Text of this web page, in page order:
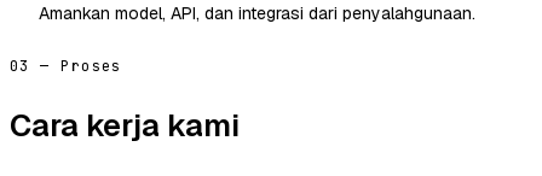
Amankan model, API, dan integrasi dari penyalahgunaan.
03 — Proses
Cara kerja kami